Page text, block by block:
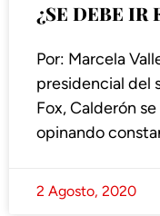
¿SE DEBE IR
Por: Marcela
presidencial del
Fox, Calderón
opinando
2 Agosto, 2020